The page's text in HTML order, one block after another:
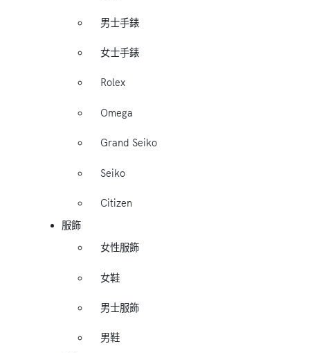
男士手錶
女士手錶
Rolex
Omega
Grand Seiko
Seiko
Citizen
服飾
女性服飾
女鞋
男士服飾
男鞋